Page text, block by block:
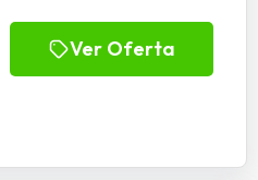
Ver Oferta